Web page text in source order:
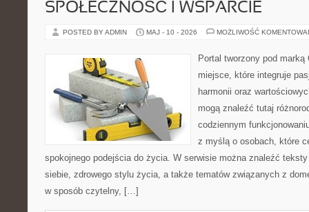
SPOŁECZNOŚĆ I WSPARCIE
POSTED BY ADMIN MAJ - 10 - 2026 MOŻLIWOŚĆ
Portal tworzony pod
miejsce, które integruje
harmonii oraz
mogą znaleźć tutaj
codziennym
z myślą o osobach, które
spokojnego podejścia do życia. W serwisie można znaleźć
siebie, zdrowego stylu życia, a także tematów związanych z
w sposób czytelny, […]